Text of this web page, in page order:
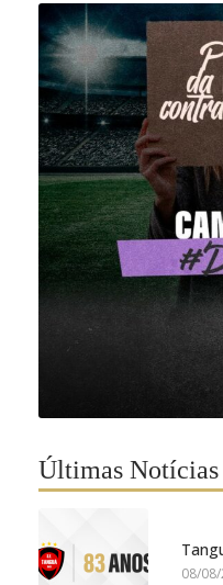
Últimas Notícias
08/